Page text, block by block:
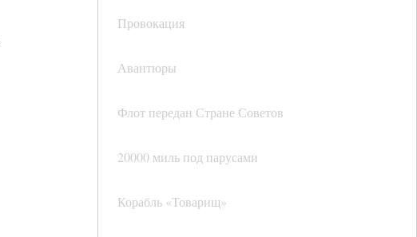
Провокация
Авантюры
Флот передан Стране Советов
20000 миль под парусами
Корабль «Товарищ»